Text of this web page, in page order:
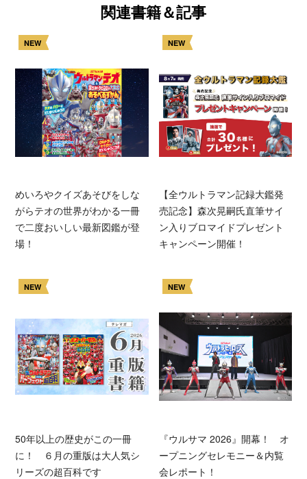
関連書籍＆記事
NEW
めいろやクイズあそびをしな
がらテオの世界がわかる一冊
で二度おいしい最新図鑑が登
場！
NEW
【全ウルトラマン記録大鑑発
売記念】森次晃嗣氏直筆サイ
ン入りブロマイドプレゼント
キャンペーン開催！
NEW
50年以上の歴史がこの一冊
に！ ６月の重版は大人気シ
リーズの超百科です
NEW
『ウルサマ 2026』開幕！ オ
ープニングセレモニー＆内覧
会レポート！